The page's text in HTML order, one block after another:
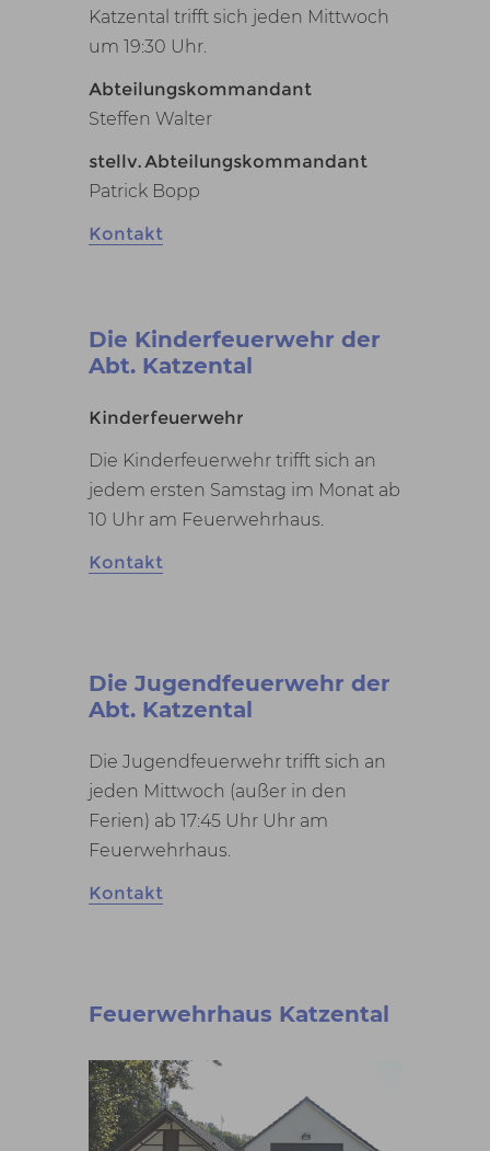
Katzental trifft sich jeden Mittwoch
um 19:30 Uhr.
Abteilungskommandant
Steffen Walter
stellv. Abteilungskommandant
Patrick Bopp
Kontakt
Die Kinderfeuerwehr der
Abt. Katzental
Kinderfeuerwehr
Die Kinderfeuerwehr trifft sich an
jedem ersten Samstag im Monat ab
10 Uhr am Feuerwehrhaus.
Kontakt
Die Jugendfeuerwehr der
Abt. Katzental
Die Jugendfeuerwehr trifft sich an
jeden Mittwoch (außer in den
Ferien) ab 17:45 Uhr Uhr am
Feuerwehrhaus.
Kontakt
Feuerwehrhaus Katzental